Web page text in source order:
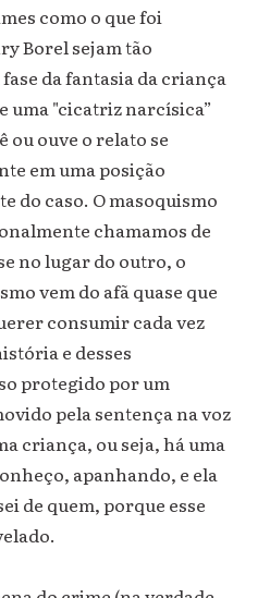
como o que foi
Borel sejam tão
da fantasia da criança
uma "cicatriz narcísica”
ou ouve o relato se
em uma posição
do caso. O masoquismo
chamamos de
no lugar do outro, o
vem do afã quase que
consumir cada vez
e desses
protegido por um
pela sentença na voz
criança, ou seja, há uma
apanhando, e ela
de quem, porque esse